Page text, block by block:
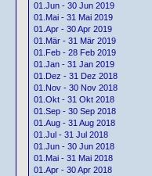
01.Jun - 30 Jun 2019
01.Mai - 31 Mai 2019
01.Apr - 30 Apr 2019
01.Mär - 31 Mär 2019
01.Feb - 28 Feb 2019
01.Jan - 31 Jan 2019
01.Dez - 31 Dez 2018
01.Nov - 30 Nov 2018
01.Okt - 31 Okt 2018
01.Sep - 30 Sep 2018
01.Aug - 31 Aug 2018
01.Jul - 31 Jul 2018
01.Jun - 30 Jun 2018
01.Mai - 31 Mai 2018
01.Apr - 30 Apr 2018